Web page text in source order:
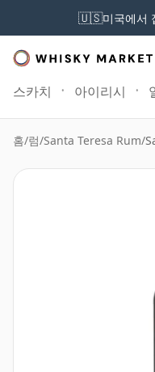
🇺🇸미국에서
스카치 아이리시
홈/럼/Santa Teresa Rum/